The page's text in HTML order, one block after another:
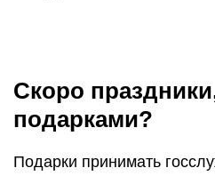
Скоро
подарками?
Подарки принимать